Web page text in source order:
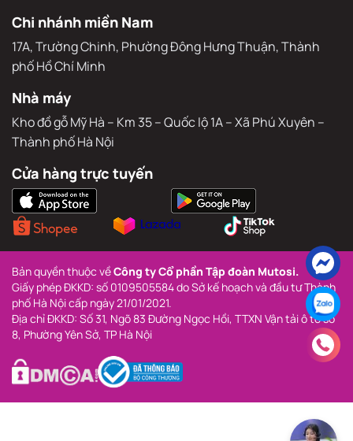
Chi nhánh miền Nam
17A, Trường Chinh, Phường Đông Hưng Thuận, Thành
phố Hồ Chí Minh
Nhà máy
Kho đồ gỗ Mỹ Hà – Km 35 – Quốc lộ 1A – Xã Phú Xuyên –
Thành phố Hà Nội
Cửa hàng trực tuyến
Bản quyền thuộc về Công ty Cổ phần Tập đoàn Mutosi.
Giấy phép ĐKKD: số 0109505584 do Sở kế hoạch và đầu tư Thành
phố Hà Nội cấp ngày 21/01/2021.
Địa chỉ ĐKKD: Số 31, Ngõ 83 Đường Ngọc Hồi, TTXN Vận tải ô tô số
8, Phường Yên Sở, TP Hà Nội